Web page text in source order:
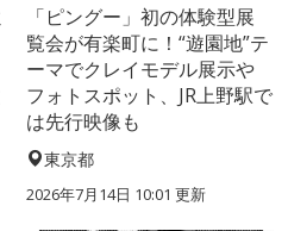
「ピングー」初の体験型展
覧会が有楽町に！“遊園地”テ
ーマでクレイモデル展示や
フォトスポット、JR上野駅で
は先行映像も
東京都
2026年7月14日 10:01 更新